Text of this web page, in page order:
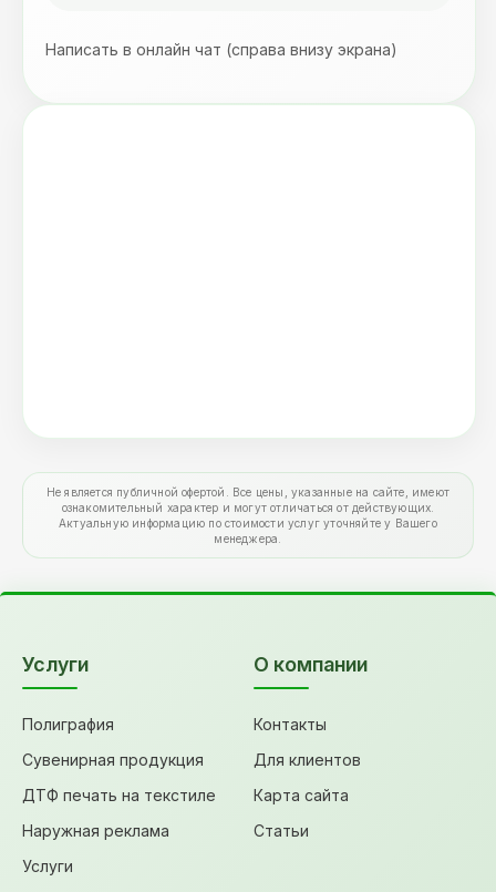
Написать в онлайн чат (справа внизу экрана)
Не является публичной офертой. Все цены, указанные на сайте, имеют
ознакомительный характер и могут отличаться от действующих.
Актуальную информацию по стоимости услуг уточняйте у Вашего
менеджера.
Услуги
Полиграфия
Сувенирная продукция
ДТФ печать на текстиле
Наружная реклама
Услуги
О компании
Контакты
Для клиентов
Карта сайта
Статьи